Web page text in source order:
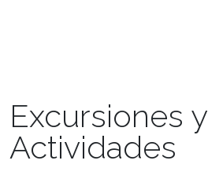
Excursiones y
Actividades